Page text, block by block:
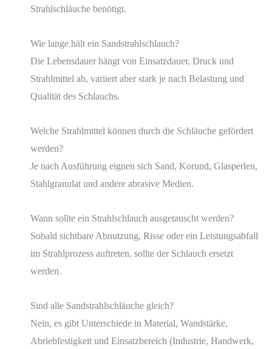
Strahlschläuche benötigt.
Wie lange hält ein Sandstrahlschlauch?
Die Lebensdauer hängt von Einsatzdauer, Druck und
Strahlmittel ab, variiert aber stark je nach Belastung und
Qualität des Schlauchs.
Welche Strahlmittel können durch die Schläuche gefördert
werden?
Je nach Ausführung eignen sich Sand, Korund, Glasperlen,
Stahlgranulat und andere abrasive Medien.
Wann sollte ein Strahlschlauch ausgetauscht werden?
Sobald sichtbare Abnutzung, Risse oder ein Leistungsabfall
im Strahlprozess auftreten, sollte der Schlauch ersetzt
werden.
Sind alle Sandstrahlschläuche gleich?
Nein, es gibt Unterschiede in Material, Wandstärke,
Abriebfestigkeit und Einsatzbereich (Industrie, Handwerk,